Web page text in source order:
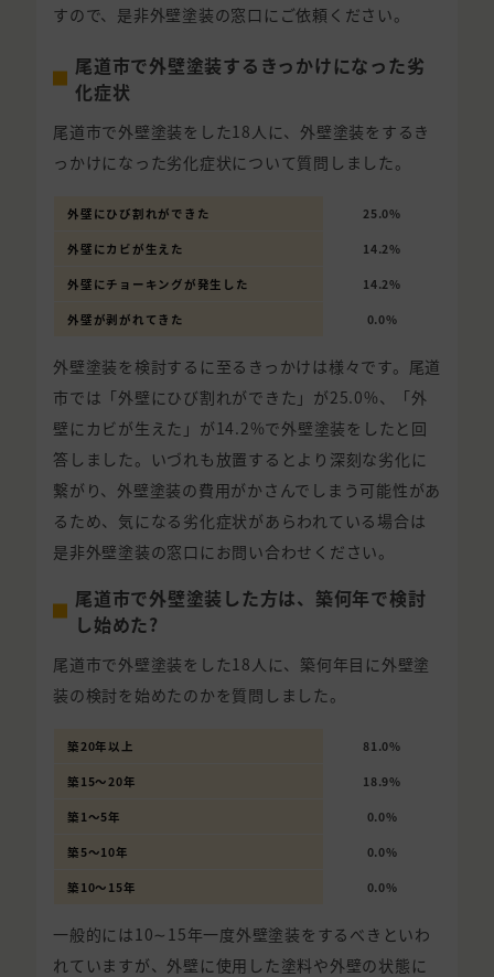
すので、是非外壁塗装の窓口にご依頼ください。
尾道市で外壁塗装するきっかけになった劣
化症状
尾道市で外壁塗装をした18人に、外壁塗装をするき
っかけになった劣化症状について質問しました。
外壁にひび割れができた 25.0%
外壁にカビが生えた 14.2%
外壁にチョーキングが発生した 14.2%
外壁が剥がれてきた 0.0%
外壁塗装を検討するに至るきっかけは様々です。尾道
市では「外壁にひび割れができた」が25.0%、「外
壁にカビが生えた」が14.2%で外壁塗装をしたと回
答しました。いづれも放置するとより深刻な劣化に
繋がり、外壁塗装の費用がかさんでしまう可能性があ
るため、気になる劣化症状があらわれている場合は
是非外壁塗装の窓口にお問い合わせください。
尾道市で外壁塗装した方は、築何年で検討
し始めた?
尾道市で外壁塗装をした18人に、築何年目に外壁塗
装の検討を始めたのかを質問しました。
築20年以上 81.0%
築15〜20年 18.9%
築1〜5年 0.0%
築5〜10年 0.0%
築10〜15年 0.0%
一般的には10∼15年一度外壁塗装をするべきといわ
れていますが、外壁に使用した塗料や外壁の状態に